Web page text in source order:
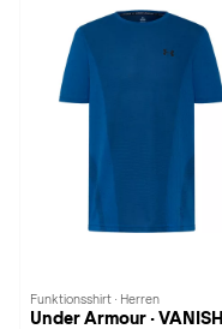
Funktionsshirt · Herren
Under Armour · VANISH